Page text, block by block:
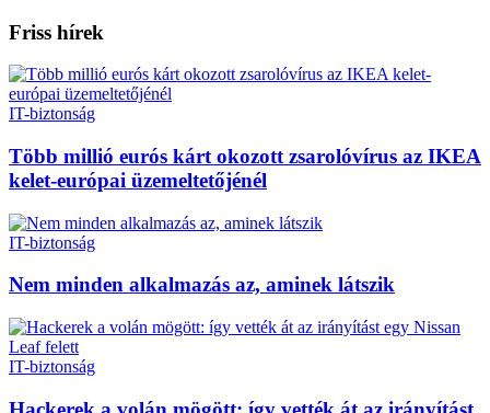
Friss hírek
IT-biztonság
Több millió eurós kárt okozott zsarolóvírus az IKEA
kelet-európai üzemeltetőjénél
IT-biztonság
Nem minden alkalmazás az, aminek látszik
IT-biztonság